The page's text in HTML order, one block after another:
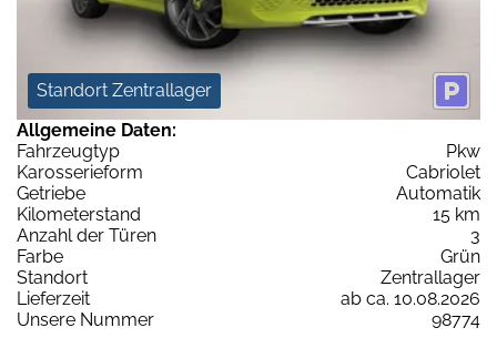
Standort Zentrallager
Allgemeine Daten:
Fahrzeugtyp
Pkw
Karosserieform
Cabriolet
Getriebe
Automatik
Kilometerstand
15 km
Anzahl der Türen
3
Farbe
Grün
Standort
Zentrallager
Lieferzeit
ab ca. 10.08.2026
Unsere Nummer
98774